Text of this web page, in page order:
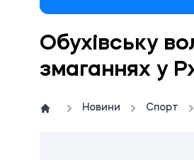
Обухівську
змаганнях у
Новини Спорт